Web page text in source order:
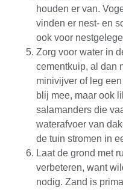
houden er van.
vinden er nest- en
ook voor
Zorg voor water in
cementkuip, al dan
minivijver of leg
blij mee, maar ook
salamanders die
waterafvoer van
de tuin stromen in
Laat de grond met
verbeteren, want
nodig. Zand is